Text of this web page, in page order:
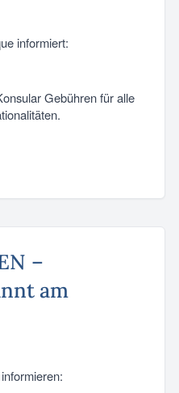
informiert:
Gebühren für alle
–
am